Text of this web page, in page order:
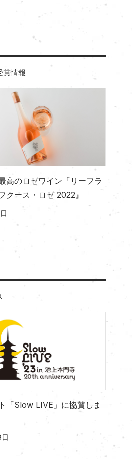
賞情報
高のロゼワイン『リーフラ
クース・ロゼ 2022』
「Slow LIVE」に協賛しま